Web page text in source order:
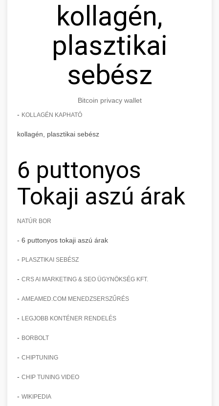
kollagén,
plasztikai
sebész
Bitcoin privacy wallet
- KOLLAGÉN KAPHATÓ
kollagén, plasztikai sebész
6 puttonyos
Tokaji aszú árak
NATÚR BOR
- 6 puttonyos tokaji aszú árak
- PLASZTIKAI SEBÉSZ
- CRS AI MARKETING & SEO ÜGYNÖKSÉG KFT.
- AMEAMED.COM MENEDZSERSZŰRÉS
- LEGJOBB KONTÉNER RENDELÉS
- BORBOLT
- CHIPTUNING
- CHIP TUNING VIDEO
- WIKIPEDIA